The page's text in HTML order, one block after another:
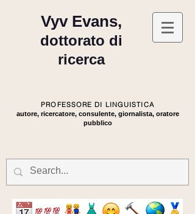
Vyv Evans,
dottorato di
ricerca
PROFESSORE DI LINGUISTICA
autore, ricercatore, consulente, giornalista, oratore
pubblico